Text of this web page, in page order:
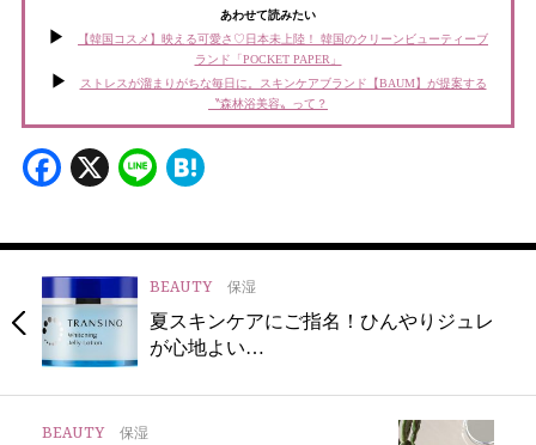
あわせて読みたい
【韓国コスメ】映える可愛さ♡日本未上陸！ 韓国のクリーンビューティーブ
ランド「POCKET PAPER」
ストレスが溜まりがちな毎日に。スキンケアブランド【BAUM】が提案する
〝森林浴美容〟って？
Facebook
X Line
BEAUTY 保湿
夏スキンケアにご指名！ひんやりジュレ
が心地よい…
BEAUTY 保湿